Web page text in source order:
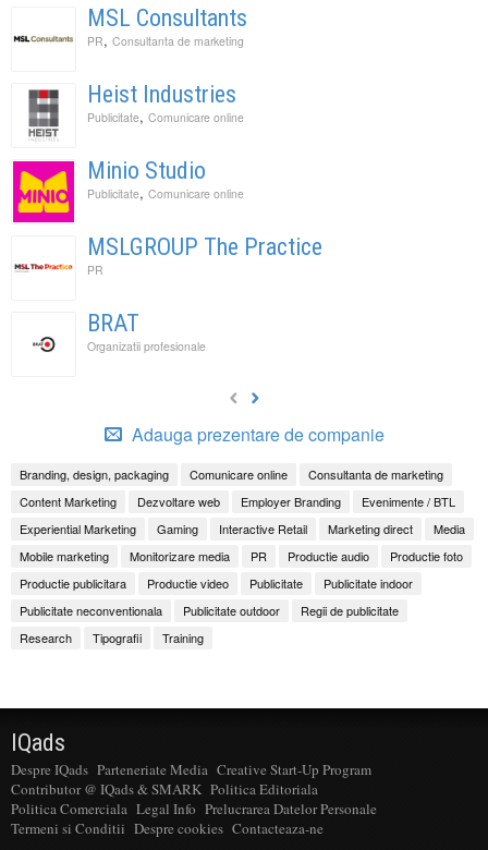
MSL Consultants
PR, Consultanta de marketing
Heist Industries
Publicitate, Comunicare online
Minio Studio
Publicitate, Comunicare online
MSLGROUP The Practice
PR
BRAT
Organizatii profesionale
Adauga prezentare de companie
Branding, design, packaging Comunicare online
Consultanta de marketing
Content Marketing
Dezvoltare web Employer Branding
Evenimente / BTL
Experiential Marketing
Gaming Interactive Retail Marketing direct
Media
Mobile marketing
Monitorizare media PR Productie audio
Productie foto
Productie publicitara
Productie video Publicitate
Publicitate indoor
Publicitate neconventionala
Publicitate outdoor
Regii de publicitate
Research
Tipografii Training
IQads
Despre IQads Parteneriate Media Creative Start-Up Program
Contributor @ IQads & SMARK Politica Editoriala
Politica Comerciala Legal Info Prelucrarea Datelor Personale
Termeni si Conditii Despre cookies Contacteaza-ne